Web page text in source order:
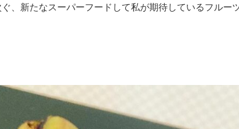
、新たなスーパーフードして私が期待しているフルー